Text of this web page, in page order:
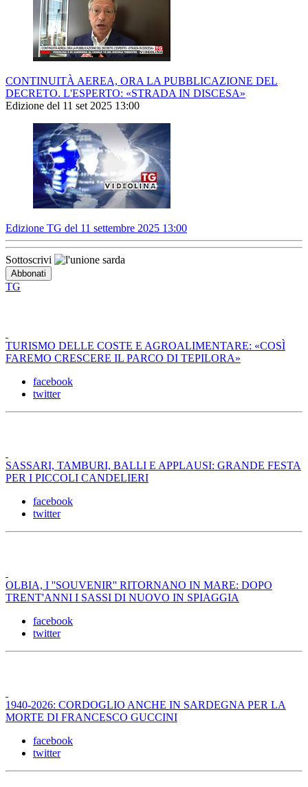
CONTINUITÀ AEREA, ORA LA PUBBLICAZIONE DEL
DECRETO. L'ESPERTO: «STRADA IN DISCESA»
Edizione del 11 set 2025 13:00
Edizione TG del 11 settembre 2025 13:00
Sottoscrivi
TG
TURISMO DELLE COSTE E AGROALIMENTARE: «COSÌ
FAREMO CRESCERE IL PARCO DI TEPILORA»
facebook
twitter
SASSARI, TAMBURI, BALLI E APPLAUSI: GRANDE FESTA
PER I PICCOLI CANDELIERI
facebook
twitter
OLBIA, I ''SOUVENIR'' RITORNANO IN MARE: DOPO
TRENT'ANNI I SASSI DI NUOVO IN SPIAGGIA
facebook
twitter
1940-2026: CORDOGLIO ANCHE IN SARDEGNA PER LA
MORTE DI FRANCESCO GUCCINI
facebook
twitter